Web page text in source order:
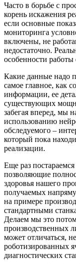
Часто в борьбе с
корень искажения
если основные
мониторинга
включены, не
недостаточно.
особенности
Какие данные надо
самое главное, как
информации, ее
существующих
забегая вперед, мы
использованию
обследуемого –
который пока
реализации.
Еще раз
позволяющие
здоровья нашего
получаемых
на примере
стандартными
Делаем мы это
производственных
может отличаться,
роботизированных
диагностических